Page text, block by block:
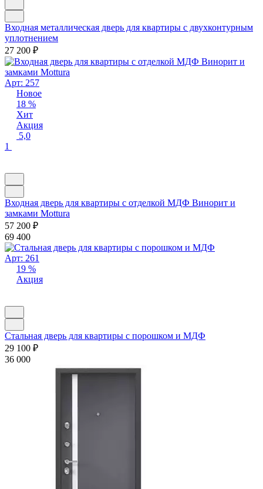
Входная металлическая дверь для квартиры с двухконтурным
уплотнением
27 200 ₽
Арт: 257
Новое
18 %
Хит
Акция
5,0
1
Входная дверь для квартиры с отделкой МДФ Винорит и
замками Mottura
57 200 ₽
69 400
Арт: 261
19 %
Акция
Стальная дверь для квартиры с порошком и МДФ
29 100 ₽
36 000